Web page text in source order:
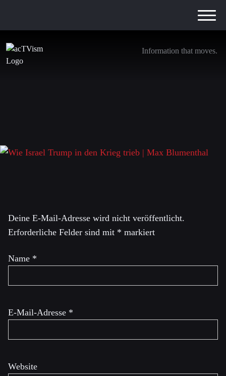
Information that moves.
Wie Israel Trump in den Krieg trieb | Max
Deine E-Mail-Adresse wird nicht veröffentlicht.
Erforderliche Felder sind mit * markiert
Name *
E-Mail-Adresse *
Website